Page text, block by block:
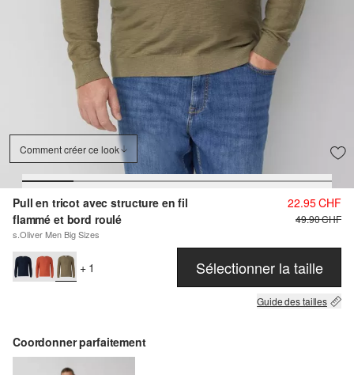
Comment créer ce look
Pull en tricot avec structure en fil
flammé et bord roulé
s.Oliver Men Big Sizes
22.95 CHF
49.90 CHF
+ 1 Sélectionner la taille
Guide des tailles
Coordonner parfaitement